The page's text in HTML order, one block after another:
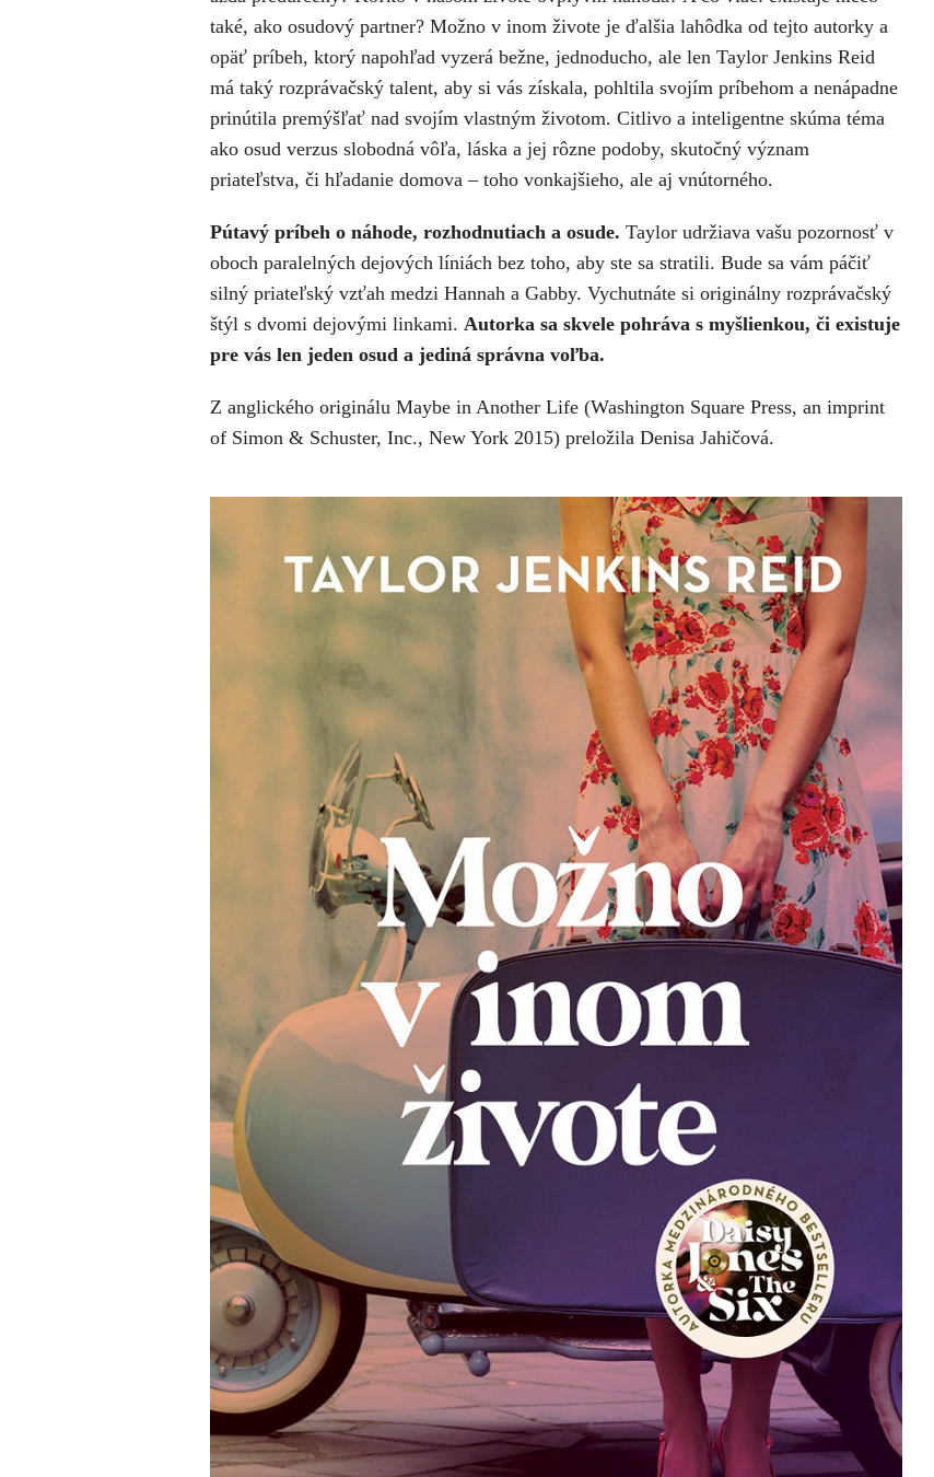
také, ako osudový partner? Možno v inom živote je ďalšia lahôdka od tejto autorky a
opäť príbeh, ktorý napohľad vyzerá bežne, jednoducho, ale len Taylor Jenkins Reid
má taký rozprávačský talent, aby si vás získala, pohltila svojím príbehom a nenápadne
prinútila premýšľať nad svojím vlastným životom. Citlivo a inteligentne skúma téma
ako osud verzus slobodná vôľa, láska a jej rôzne podoby, skutočný význam
priateľstva, či hľadanie domova – toho vonkajšieho, ale aj vnútorného.
Pútavý príbeh o náhode, rozhodnutiach a osude. Taylor udržiava vašu pozornosť v
oboch paralelných dejových líniách bez toho, aby ste sa stratili. Bude sa vám páčiť
silný priateľský vzťah medzi Hannah a Gabby. Vychutnáte si originálny rozprávačský
štýl s dvomi dejovými linkami. Autorka sa skvele pohráva s myšlienkou, či existuje
pre vás len jeden osud a jediná správna voľba.
Z anglického originálu Maybe in Another Life (Washington Square Press, an imprint
of Simon & Schuster, Inc., New York 2015) preložila Denisa Jahičová.